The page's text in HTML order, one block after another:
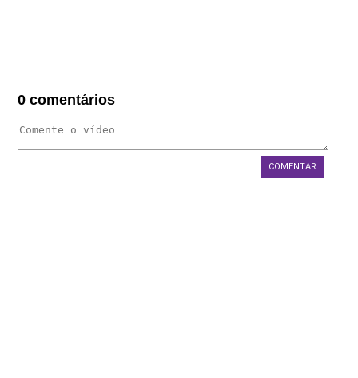
WEST 1 TV
AGÊNCIA SELO BELTA
0 comentários
COMENTAR